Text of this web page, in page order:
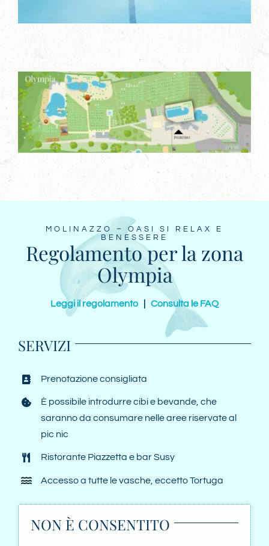
MOLINAZZO – OASI SI RELAX E
BENESSERE
Regolamento per la zona
Olympia
Leggi il regolamento Consulta le FAQ
SERVIZI
Prenotazione consigliata
È possibile introdurre cibi e bevande, che
saranno da consumare nelle aree riservate al
pic nic
Ristorante Piazzetta e bar Susy
Accesso a tutte le vasche, eccetto Tortuga
NON È CONSENTITO